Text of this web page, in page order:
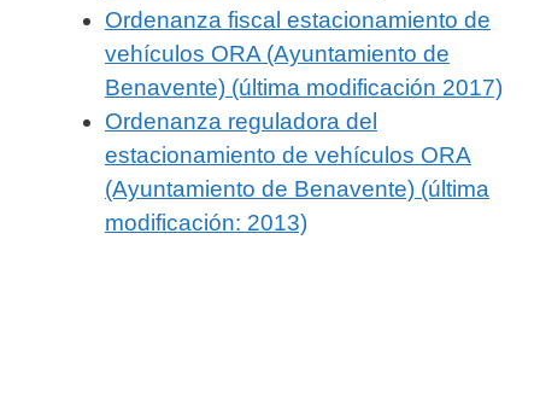
Ordenanza fiscal estacionamiento de
vehículos ORA (Ayuntamiento de
Benavente) (última modificación 2017)
Ordenanza reguladora del
estacionamiento de vehículos ORA
(Ayuntamiento de Benavente) (última
modificación: 2013)